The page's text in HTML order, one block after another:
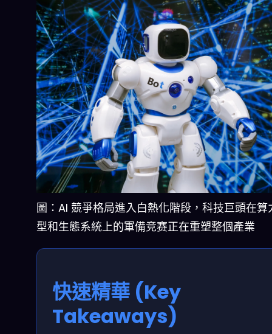
圖：AI 競爭格局進入白熱化階段，科技巨頭在算
型和生態系統上的軍備竞赛正在重塑整個產業
快速精華 (Key
Takeaways)